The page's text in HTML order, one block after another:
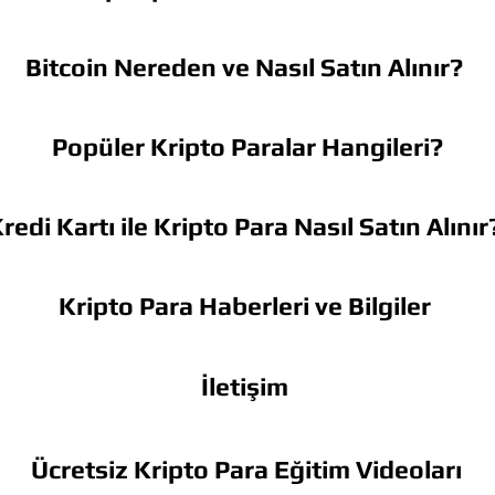
Bitcoin Nereden ve Nasıl Satın Alınır?
Popüler Kripto Paralar Hangileri?
Kartı ile Kripto Para Nasıl Satın
Kripto Para Haberleri ve Bilgiler
İletişim
Ücretsiz Kripto Para Eğitim Videoları